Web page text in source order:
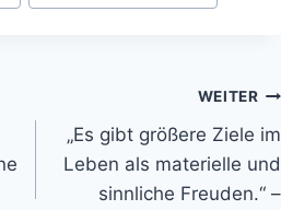
WEITER
„Es gibt größere Ziele im
Leben als materielle und
sinnliche Freuden.“ –